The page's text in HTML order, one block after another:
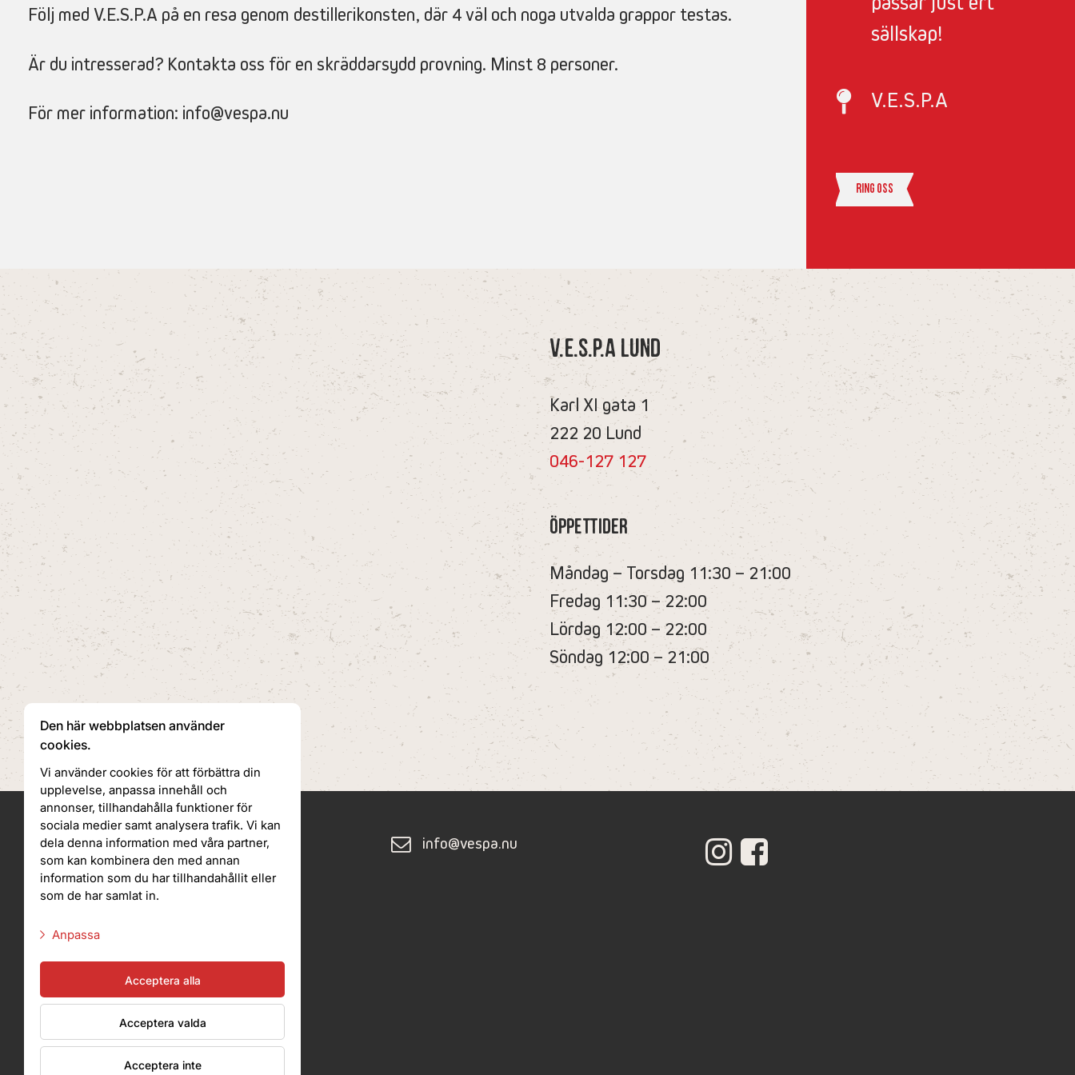
Följ med V.E.S.P.A på en resa genom destillerikonsten, där 4 väl och noga utvalda grappor testas.
Är du intresserad? Kontakta oss för en skräddarsydd provning. Minst 8 personer.
För mer information: info@vespa.nu
sällskap!
V.E.S.P.A
Ring oss
V.E.S.P.A Lund
Karl XI gata 1
222 20 Lund
046-127 127
Öppettider
Måndag – Torsdag 11:30 – 21:00
Fredag 11:30 – 22:00
Lördag 12:00 – 22:00
Söndag 12:00 – 21:00
V.E.S.P.A Davidshall
Holmgatan 11
211 45 Malmö
Karl XI gata 1
222 20 Lund
046-127 127
info@vespa.nu
Den här webbplatsen använder
cookies.
Vi använder cookies för att förbättra din
upplevelse, anpassa innehåll och
annonser, tillhandahålla funktioner för
sociala medier samt analysera trafik. Vi kan
dela denna information med våra partner,
som kan kombinera den med annan
information som du har tillhandahållit eller
som de har samlat in.
Anpassa
Marknadsföringsscript
Statistikscript
Övriga script
Acceptera alla
Acceptera valda
Acceptera inte